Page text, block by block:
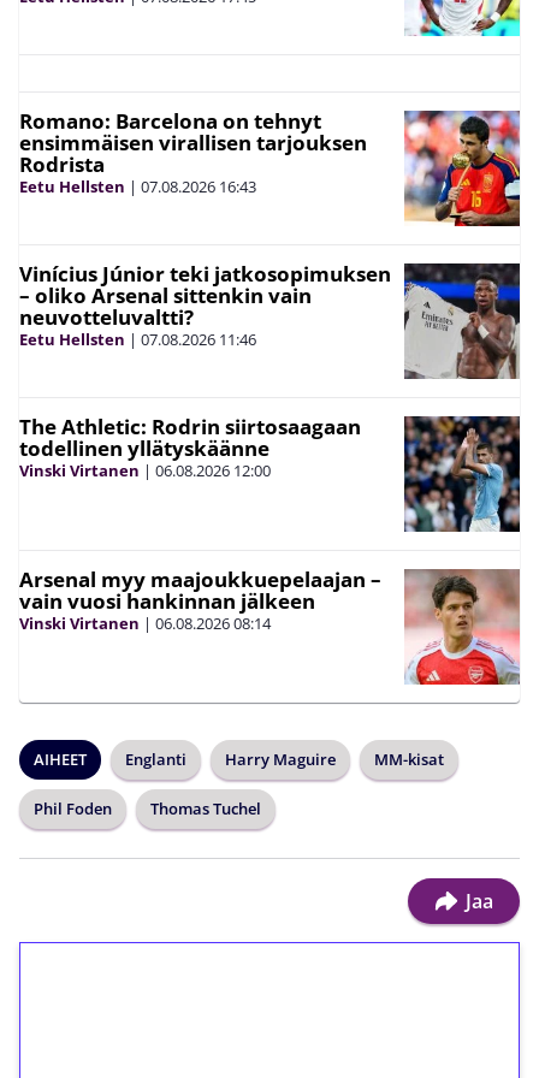
Romano: Barcelona on tehnyt
ensimmäisen virallisen tarjouksen
Rodrista
Eetu Hellsten | 07.08.2026 16:43
Vinícius Júnior teki jatkosopimuksen
– oliko Arsenal sittenkin vain
neuvotteluvaltti?
Eetu Hellsten | 07.08.2026 11:46
The Athletic: Rodrin siirtosaagaan
todellinen yllätyskäänne
Vinski Virtanen | 06.08.2026 12:00
Arsenal myy maajoukkuepelaajan –
vain vuosi hankinnan jälkeen
Vinski Virtanen | 06.08.202608:14
AIHEET Englanti Harry Maguire MM-kisat
Phil Foden Thomas Tuchel
Jaa